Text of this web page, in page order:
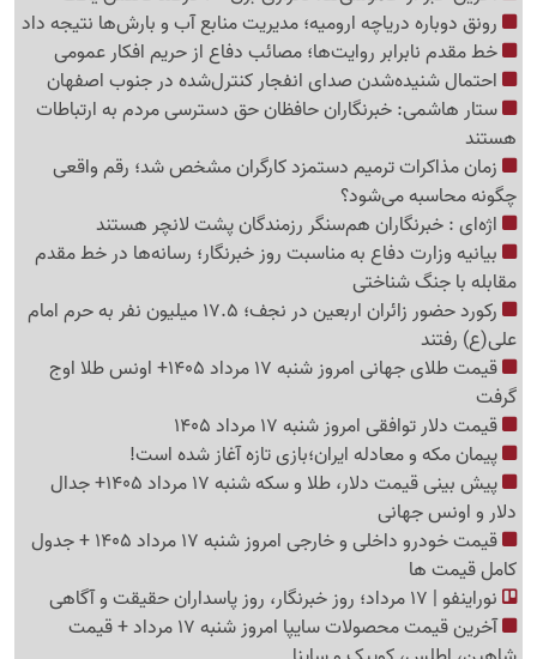
رونق دوباره دریاچه ارومیه؛ مدیریت منابع آب و بارش‌ها نتیجه داد
خط مقدم نابرابر روایت‌ها؛ مصائب دفاع از حریم افکار عمومی
احتمال شنیده‌شدن صدای انفجار کنترل‌شده در جنوب اصفهان
ستار هاشمی: خبرنگاران حافظان حق دسترسی مردم به ارتباطات
هستند
زمان مذاکرات ترمیم دستمزد کارگران مشخص شد؛ رقم واقعی
چگونه محاسبه می‌شود؟
اژه‌ای : خبرنگاران هم‌سنگر رزمندگان پشت لانچر هستند
بیانیه وزارت دفاع به مناسبت روز خبرنگار؛ رسانه‌ها در خط مقدم
مقابله با جنگ شناختی
رکورد حضور زائران اربعین در نجف؛ 17.5 میلیون نفر به حرم امام
علی(ع) رفتند
قیمت طلای جهانی امروز شنبه 17 مرداد 1405+ اونس طلا اوج
گرفت
قیمت دلار توافقی امروز شنبه 17 مرداد 1405
پیمان مکه و معادله ایران؛بازی تازه آغاز شده است!
پیش ‌بینی قیمت دلار، طلا و سکه شنبه 17 مرداد 1405+ جدال
دلار و اونس جهانی
قیمت خودرو داخلی و خارجی امروز شنبه 17 مرداد 1405 + جدول
کامل قیمت ها
نوراینفو | 17 مرداد؛ روز خبرنگار، روز پاسداران حقیقت و آگاهی
آخرین قیمت محصولات سایپا امروز شنبه 17 مرداد + قیمت